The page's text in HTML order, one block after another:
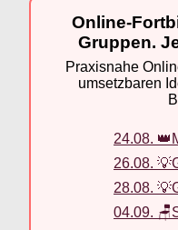
Online-
Gruppen.
Praxisnahe
umsetzbaren
24.08.
26.08.
28.08.
04.09.